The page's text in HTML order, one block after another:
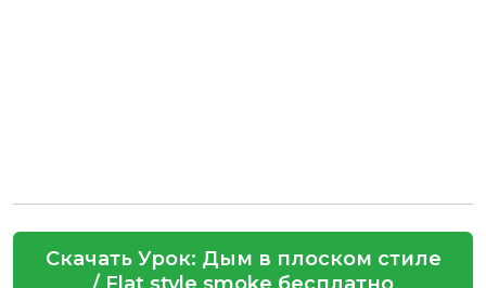
Скачать Урок: Дым в плоском стиле